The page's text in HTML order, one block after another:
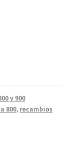
y 900
800, recambios